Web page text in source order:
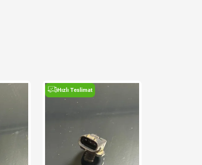
Hızlı Teslimat